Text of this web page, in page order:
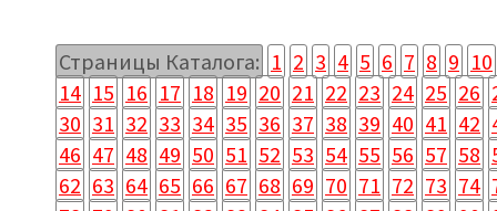
Страницы Каталога: 1 2 3 4 5 6 7 8 9 10
14 15 16 17 18 19 20 21 22 23 24 25 26
30 31 32 33 34 35 36 37 38 39 40 41 42
46 47 48 49 50 51 52 53 54 55 56 57 58
62 63 64 65 66 67 68 69 70 71 72 73 74